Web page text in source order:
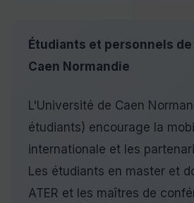
Étudiants et personnels
Caen Normandie
L'Université de Caen
étudiants) encourage la
internationale et les
Les étudiants en master et
ATER et les maîtres de